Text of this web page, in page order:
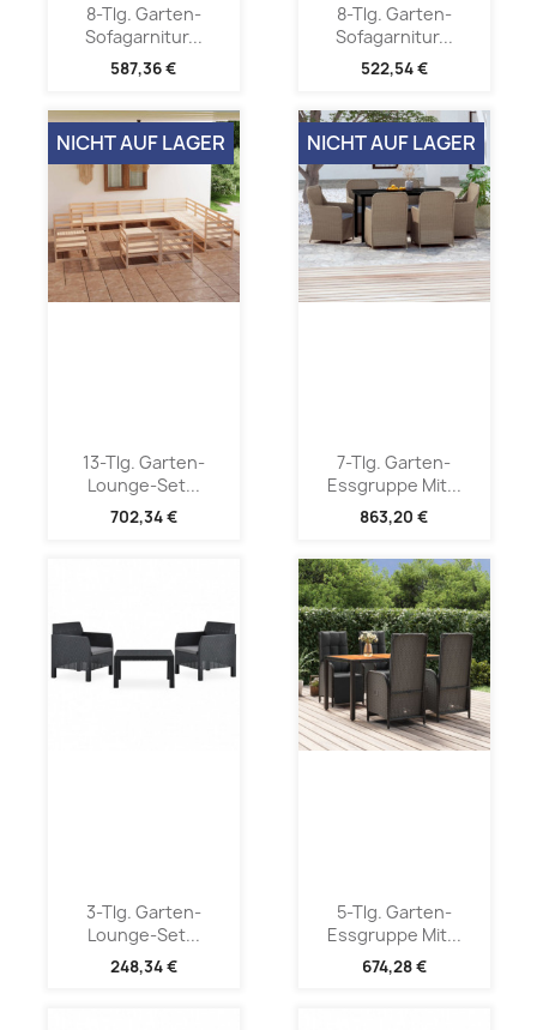
8-Tlg. Garten-
Sofagarnitur...
587,36 €
8-Tlg. Garten-
Sofagarnitur...
522,54 €
13-Tlg. Garten-
Lounge-Set...
702,34 €
NICHT AUF LAGER
7-Tlg. Garten-
Essgruppe Mit...
863,20 €
NICHT AUF LAGER
3-Tlg. Garten-
Lounge-Set...
248,34 €
5-Tlg. Garten-
Essgruppe Mit...
674,28 €